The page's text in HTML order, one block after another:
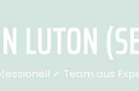
LUTON
✓ Team aus